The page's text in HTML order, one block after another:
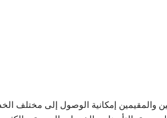
والمقيمين إمكانية الوصول إلى مختلف